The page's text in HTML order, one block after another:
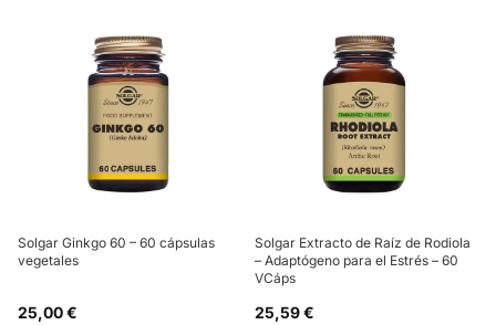
Solgar Ginkgo 60 – 60 cápsulas
vegetales
25,00 €
Solgar Extracto de Raíz de Rodiola
– Adaptógeno para el Estrés – 60
VCáps
25,59 €